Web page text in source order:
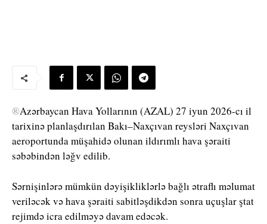
®Azərbaycan Hava Yollarının (AZAL) 27 iyun 2026-cı il
tarixinə planlaşdırılan Bakı–Naxçıvan reysləri Naxçıvan
aeroportunda müşahidə olunan ildırımlı hava şəraiti
səbəbindən ləğv edilib.
Sərnişinlərə mümkün dəyişikliklərlə bağlı ətraflı məlumat
veriləcək və hava şəraiti sabitləşdikdən sonra uçuşlar ştat
rejimdə icra edilməyə davam edəcək.